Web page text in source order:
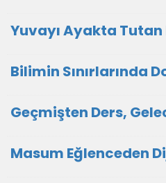
Yuvayı Ayakta Tutan
Bilimin Sınırlarında
Geçmişten Ders,
Masum Eğlenceden